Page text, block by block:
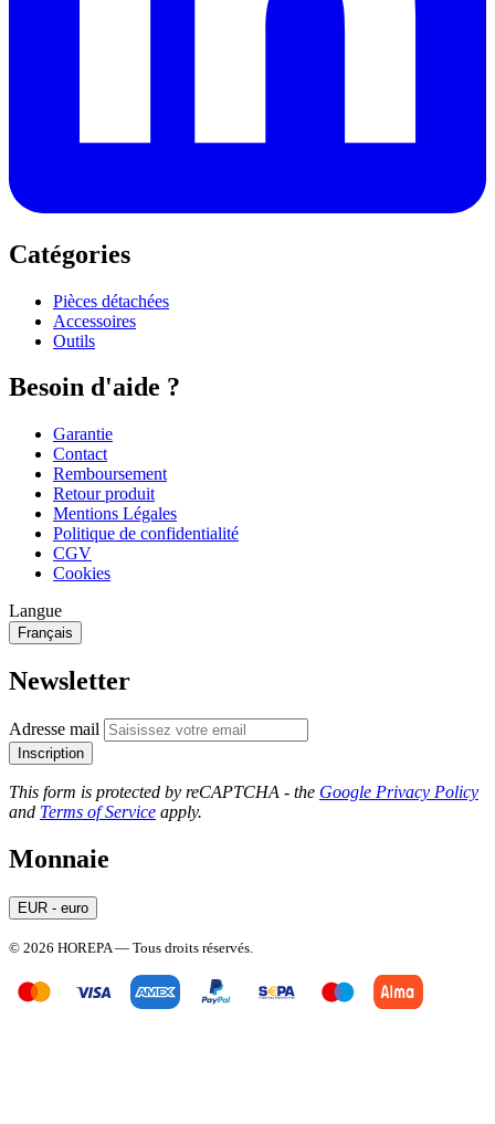
Catégories
Pièces détachées
Accessoires
Outils
Besoin d'aide ?
Garantie
Contact
Remboursement
Retour produit
Mentions Légales
Politique de confidentialité
CGV
Cookies
Langue
Français
Newsletter
Adresse mail
Inscription
This form is protected by reCAPTCHA - the Google Privacy Policy
and Terms of Service apply.
Monnaie
EUR - euro
© 2026 HOREPA — Tous droits réservés.